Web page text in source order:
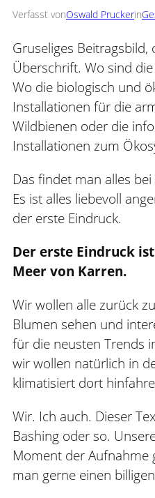
Verfasst vonOswald Pruckerin
Gruseliges
Überschrift. Wo sind
Wo die biologisch und
Installationen für die
Wildbienen oder die
Installationen zum
Das findet man alles
Es ist alles liebevoll
der erste Eindruck.
Der erste Eindruck
Meer von Karren.
Wir wollen alle zurück
Blumen sehen und
für die neusten Trends
wir wollen natürlich in
klimatisiert dort
Wir. Ich auch. Dieser
Bashing oder so.
Moment der
man gerne einen